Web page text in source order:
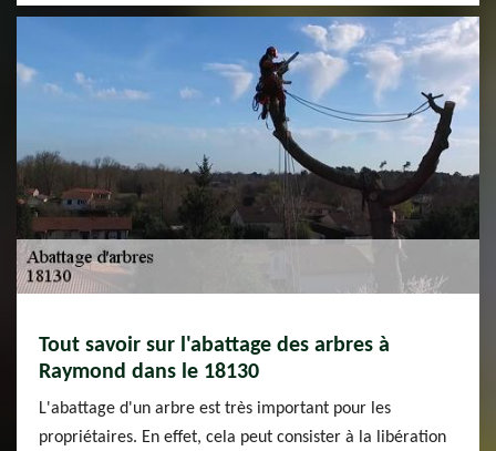
Tout savoir sur l'abattage des arbres à
Raymond dans le 18130
L'abattage d'un arbre est très important pour les
propriétaires. En effet, cela peut consister à la libération